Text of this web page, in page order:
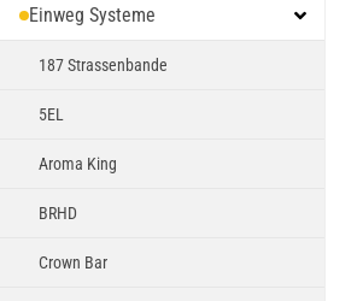
Einweg Systeme
187 Strassenbande
5EL
Aroma King
BRHD
Crown Bar